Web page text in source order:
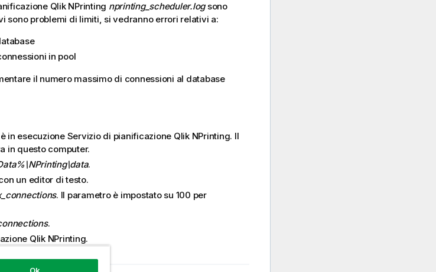
Qlik NPrinting nprinting_scheduler.logsono
sono problemi di limiti, si vedranno errori relativi a:
in pool
il numero massimo di connessioni al database
in esecuzione Servizio di pianificazione Qlik NPrinting. Il
in questo computer.
.
un editor di testo.
. Il parametro è impostato su 100 per
.
Qlik NPrinting.